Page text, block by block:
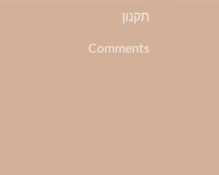
תקנון
Comments